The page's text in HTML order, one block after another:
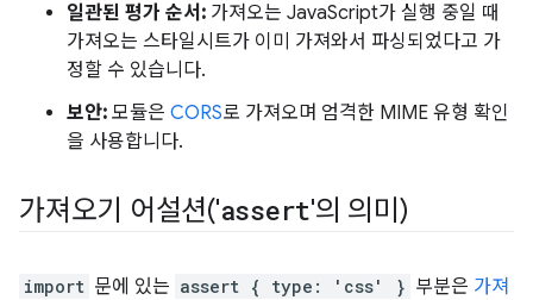
일관된 평가 순서: 가져오는 JavaScript가 실행 중일 때
가져오는 스타일시트가 이미 가져와서 파싱되었다고 가
정할 수 있습니다.
보안: 모듈은 CORS로 가져오며 엄격한 MIME 유형 확인
을 사용합니다.
가져오기 어설션('assert'의 의미)
import 문에 있는 assert { type: 'css' } 부분은 가져